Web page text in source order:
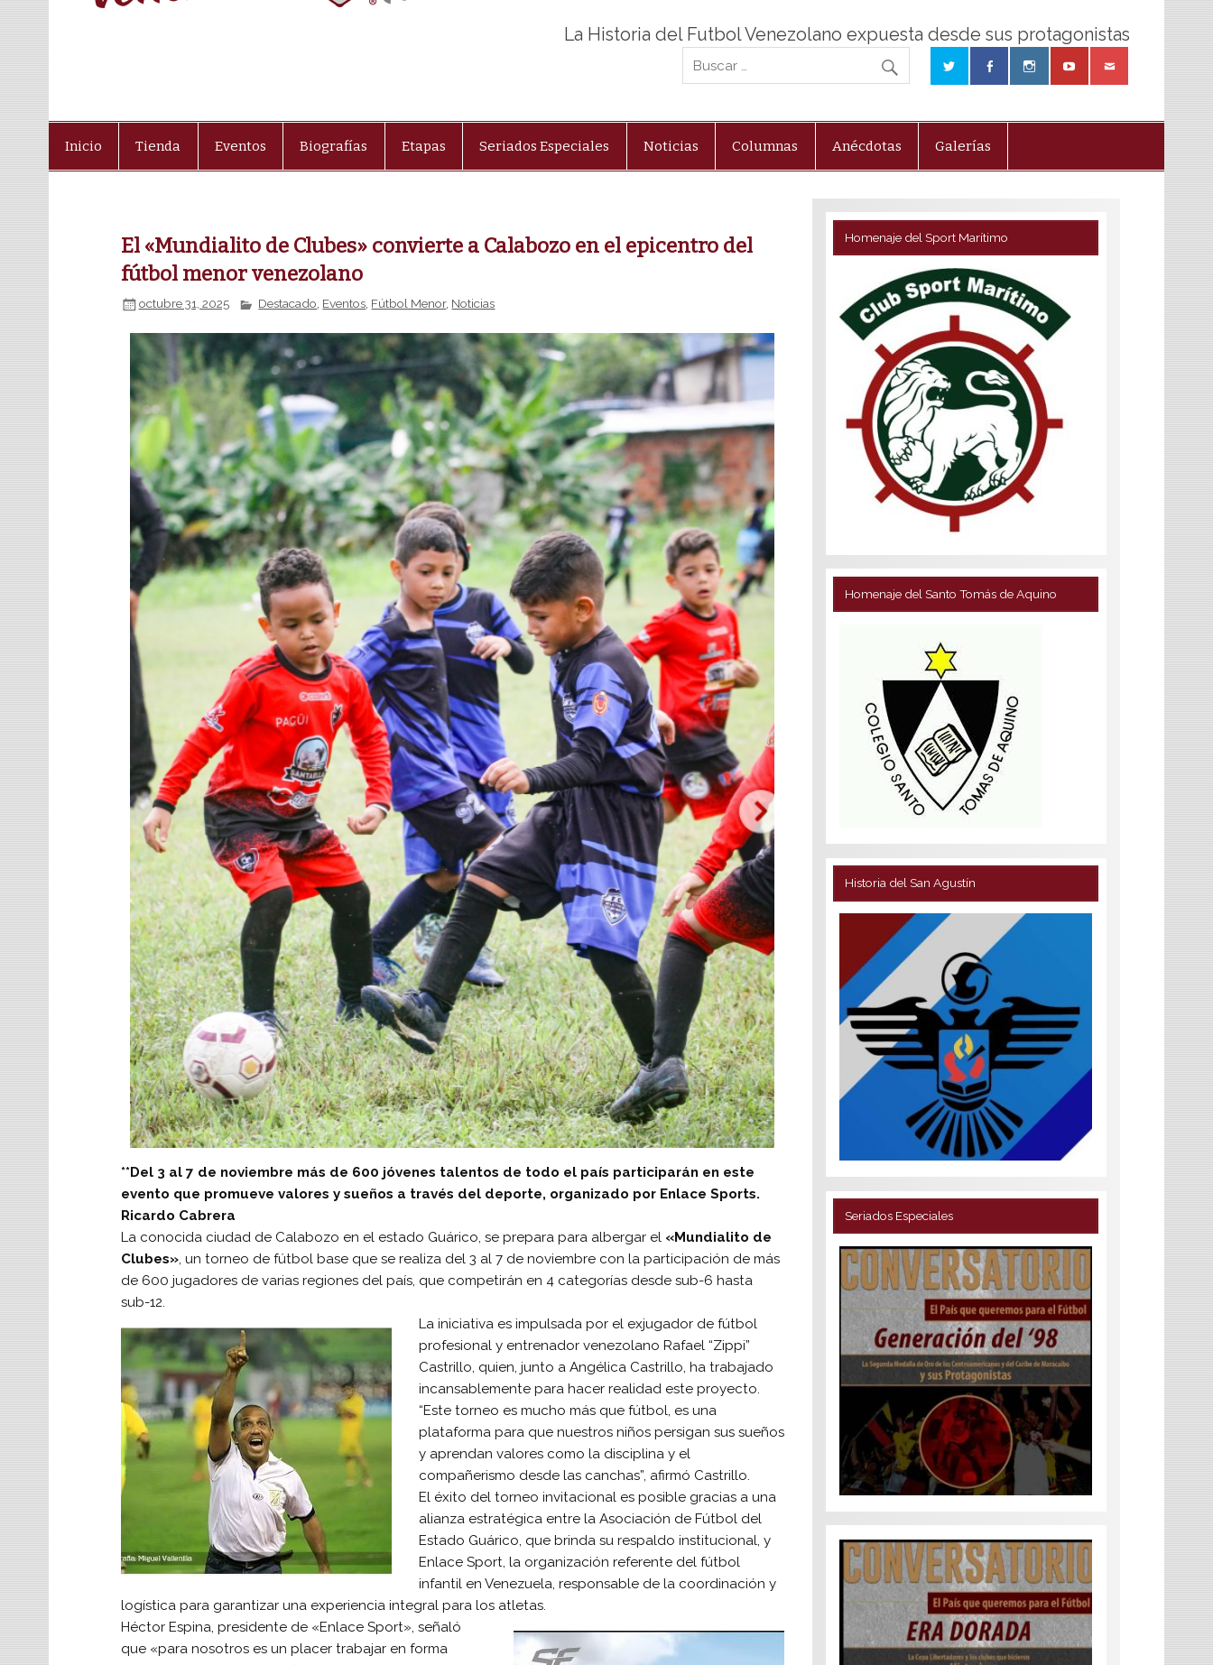
La Historia del Futbol Venezolano expuesta desde sus protagonistas
Inicio Tienda Eventos Biografías Etapas Seriados Especiales Noticias Columnas Anécdotas Galerías
El «Mundialito de Clubes» convierte a Calabozo en el epicentro del
fútbol menor venezolano
octubre 31, 2025 Destacado, Eventos, Fútbol Menor, Noticias
**Del 3 al 7 de noviembre más de 600 jóvenes talentos de todo el país participarán en este
evento que promueve valores y sueños a través del deporte, organizado por Enlace Sports.
Ricardo Cabrera
La conocida ciudad de Calabozo en el estado Guárico, se prepara para albergar el «Mundialito de
Clubes», un torneo de fútbol base que se realiza del 3 al 7 de noviembre con la participación de más
de 600 jugadores de varias regiones del país, que competirán en 4 categorías desde sub-6 hasta
sub-12.
La iniciativa es impulsada por el exjugador de fútbol
profesional y entrenador venezolano Rafael “Zippi”
Castrillo, quien, junto a Angélica Castrillo, ha trabajado
incansablemente para hacer realidad este proyecto.
“Este torneo es mucho más que fútbol, es una
plataforma para que nuestros niños persigan sus sueños
y aprendan valores como la disciplina y el
compañerismo desde las canchas”, afirmó Castrillo.
El éxito del torneo invitacional es posible gracias a una
alianza estratégica entre la Asociación de Fútbol del
Estado Guárico, que brinda su respaldo institucional, y
Enlace Sport, la organización referente del fútbol
infantil en Venezuela, responsable de la coordinación y
logística para garantizar una experiencia integral para los atletas.
Héctor Espina, presidente de «Enlace Sport», señaló
que «para nosotros es un placer trabajar en forma
Homenaje del Sport Marítimo
Homenaje del Santo Tomás de Aquino
Historia del San Agustín
Seriados Especiales